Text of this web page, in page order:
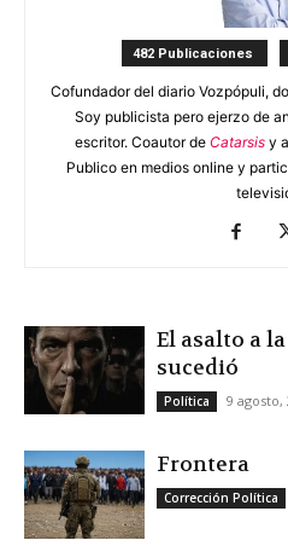
482 Publicaciones
Cofundador del diario Vozpópuli,
Soy publicista pero ejerzo de
escritor. Coautor de Catarsis y
Publico en medios online y
El asalto a
sucedió
Política 9 agosto,
Frontera
Corrección Política